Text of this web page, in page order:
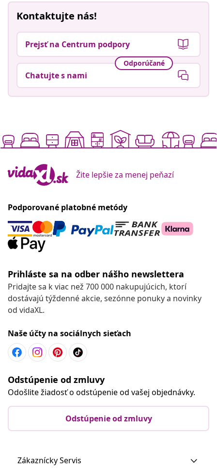
Kontaktujte nás!
Prejsť na Centrum podpory
Odporúčané
Chatujte s nami
Žite lepšie za menej peňazí
Podporované platobné metódy
Prihláste sa na odber nášho newslettera
Pridajte sa k viac než 700 000 nakupujúcich, ktorí
dostávajú týždenné akcie, sezónne ponuky a novinky
od vidaXL.
Naše účty na sociálnych sieťach
Odstúpenie od zmluvy
Odošlite žiadosť o odstúpenie od vašej objednávky.
Odstúpenie od zmluvy
Zákaznícky Servis